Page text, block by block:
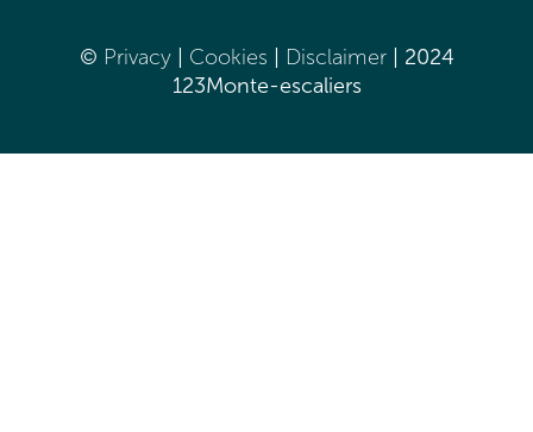
© Privacy| Cookies Disclaimer
| 2024
123Monte-escaliers